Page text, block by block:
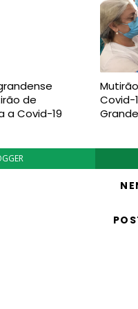
de
a Covid-19
Covid-
Grande